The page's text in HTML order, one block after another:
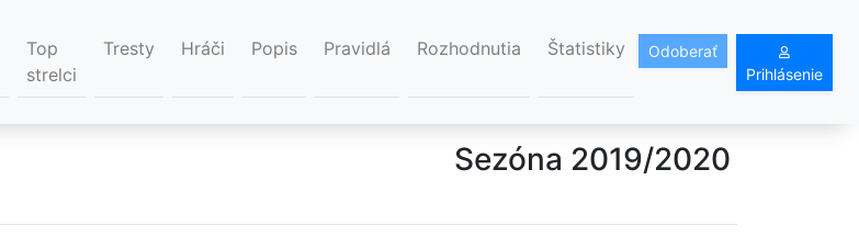
Top
strelci
Tresty Hráči Popis Pravidlá Rozhodnutia Štatistiky
Odoberať
Prihlásenie
Sezóna 2019/2020